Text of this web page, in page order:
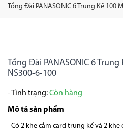
Tổng Đài PANASONIC 6 Trung Kế 100
Tổng Đài PANASONIC 6
NS300-6-100
- Tình trạng:Còn hàng
Mô tả sản phẩm
- Có 2 khe cắm card trung kế và 2